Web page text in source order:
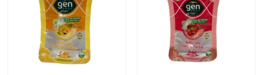
Contrôle de qualité
Contactez-nous